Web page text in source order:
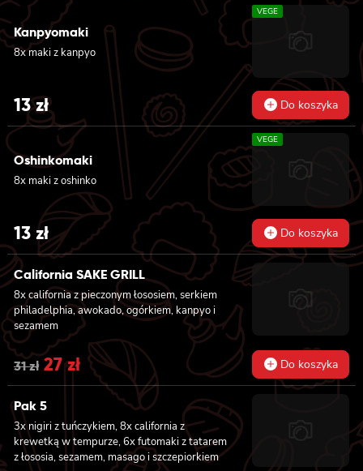
futomaki z tuńczykiem, majonezem lekko
pikantnym, awokado, ogórkiem i sałatą, 6x
futomaki z surimi, majonezem lekko
pikantnym, kanpyo i ogórkiem, 6x futomaki z
majonezem lekko pikantnym, 8x maki z
surimi
Kanpyomaki
8x maki z kanpyo
VEGE
13zł Do koszyka
Oshinkomaki
8x maki z oshinko
VEGE
13 zł Do koszyka
California SAKE GRILL
8x california z pieczonym łososiem, serkiem
philadelphia, awokado, ogórkiem, kanpyo i
sezamem
31zł Original
price
was:
31 zł.
27zł Current
price
is:
27 zł.
Do koszyka
Pak 5
3x nigiri z tuńczykiem, 8x california z
krewetką w tempurze, 6x futomaki z tatarem
z łososia, sezamem, masago i szczepiorkiem